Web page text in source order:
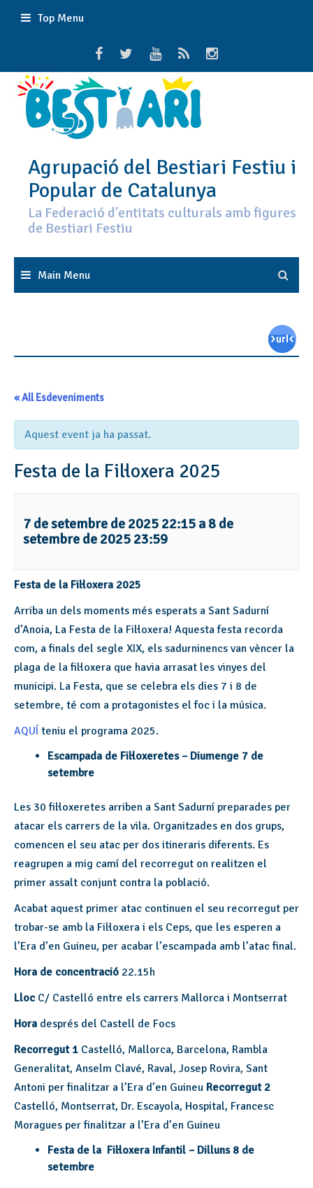
Top Menu
Agrupació del Bestiari Festiu i
Popular de Catalunya
La Federació d'entitats culturals amb figures
de Bestiari Festiu
Main Menu
« All Esdeveniments
Aquest event ja ha passat.
Festa de la Fil·loxera 2025
7 de setembre de 2025 22:15 a8 de
setembre de 2025 23:59
Festa de la Fil·loxera 2025
Arriba un dels moments més esperats a Sant Sadurní
d’Anoia, La Festa de la Fil·loxera! Aquesta festa recorda
com, a finals del segle XIX, els sadurninencs van vèncer la
plaga de la fil·loxera que havia arrasat les vinyes del
municipi. La Festa, que se celebra els dies 7 i 8 de
setembre, té com a protagonistes el foc i la música.
AQUÍ teniu el programa 2025.
Escampada de Fil·loxeretes – Diumenge 7 de
setembre
Les 30 fil·loxeretes arriben a Sant Sadurní preparades per
atacar els carrers de la vila. Organitzades en dos grups,
comencen el seu atac per dos itineraris diferents. Es
reagrupen a mig camí del recorregut on realitzen el
primer assalt conjunt contra la població.
Acabat aquest primer atac continuen el seu recorregut per
trobar-se amb la Fil·loxera i els Ceps, que les esperen a
l’Era d’en Guineu, per acabar l’escampada amb l’atac final.
Hora de concentració 22.15h
Lloc C/ Castelló entre els carrers Mallorca i Montserrat
Hora després del Castell de Focs
Recorregut 1 Castelló, Mallorca, Barcelona, Rambla
Generalitat, Anselm Clavé, Raval, Josep Rovira, Sant
Antoni per finalitzar a l’Era d’en Guineu Recorregut 2
Castelló, Montserrat, Dr. Escayola, Hospital, Francesc
Moragues per finalitzar a l’Era d’en Guineu
Festa de la Fil·loxera Infantil – Dilluns 8 de
setembre